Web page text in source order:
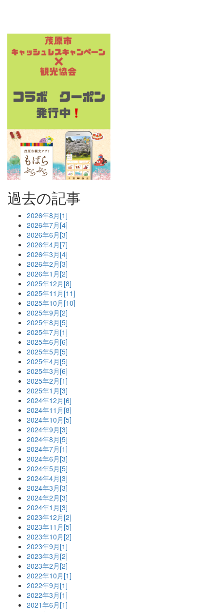
過去の記事
2026年8月[1]
2026年7月[4]
2026年6月[3]
2026年4月[7]
2026年3月[4]
2026年2月[3]
2026年1月[2]
2025年12月[8]
2025年11月[11]
2025年10月[10]
2025年9月[2]
2025年8月[5]
2025年7月[1]
2025年6月[6]
2025年5月[5]
2025年4月[5]
2025年3月[6]
2025年2月[1]
2025年1月[3]
2024年12月[6]
2024年11月[8]
2024年10月[5]
2024年9月[3]
2024年8月[5]
2024年7月[1]
2024年6月[3]
2024年5月[5]
2024年4月[3]
2024年3月[3]
2024年2月[3]
2024年1月[3]
2023年12月[2]
2023年11月[5]
2023年10月[2]
2023年9月[1]
2023年3月[2]
2023年2月[2]
2022年10月[1]
2022年9月[1]
2022年3月[1]
2021年6月[1]